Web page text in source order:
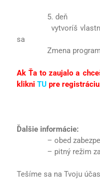
5. deň
vytvoríš vlastný
sa
Zmena programu
Ak Ťa to zaujalo a
klikniTU pre
Ďalšie informácie:
– obed
– pitný režim
Tešíme sa na Tvoju